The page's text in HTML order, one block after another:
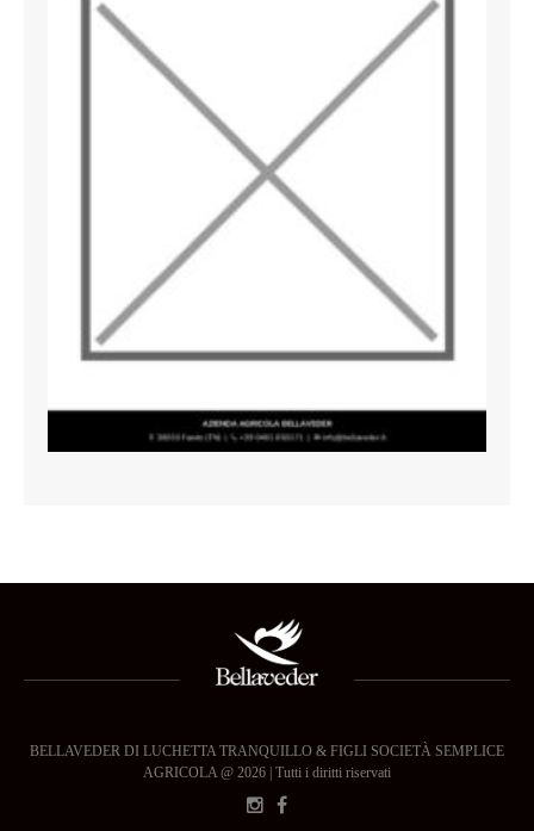
BELLAVEDER DI LUCHETTA TRANQUILLO & FIGLI SOCIETÀ SEMPLICE
AGRICOLA @ 2026 | Tutti i diritti riservati